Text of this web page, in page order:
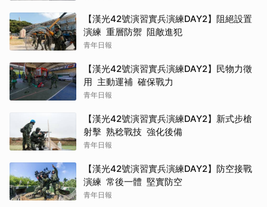
【漢光42號演習實兵演練DAY2】阻絕設置
演練 重層防禦 阻敵進犯
青年日報
【漢光42號演習實兵演練DAY2】民物力徵
用 主動運補 確保戰力
青年日報
【漢光42號演習實兵演練DAY2】新式步槍
射擊 熟稔戰技 強化後備
青年日報
【漢光42號演習實兵演練DAY2】防空接戰
演練 常後一體 堅實防空
青年日報